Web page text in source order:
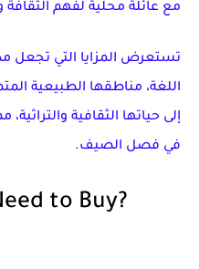
مع عائلة محلية لفهم الثقافة
تستعرض المزايا التي تجعل
اللغة، مناطقها الطبيعية
إلى حياتها الثقافية
في فصل الصيف.
to Buy?